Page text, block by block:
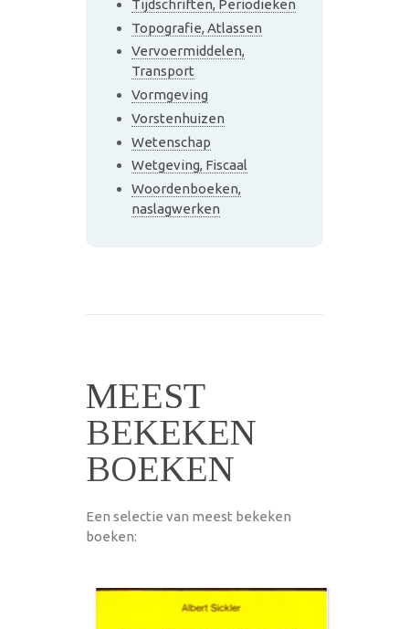
Tijdschriften, Periodieken
Topografie, Atlassen
Vervoermiddelen,
Transport
Vormgeving
Vorstenhuizen
Wetenschap
Wetgeving, Fiscaal
Woordenboeken,
naslagwerken
MEEST
BEKEKEN
BOEKEN
Een selectie van meest bekeken
boeken: